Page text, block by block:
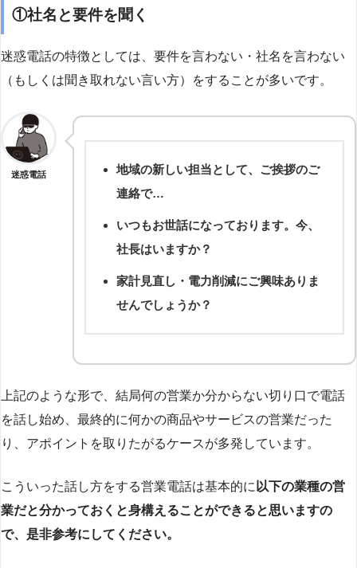
①社名と要件を聞く
迷惑電話の特徴としては、要件を言わない・社名を言わない
（もしくは聞き取れない言い方）をすることが多いです。
迷惑電話
地域の新しい担当として、ご挨拶のご
連絡で…
いつもお世話になっております。今、
社長はいますか？
家計見直し・電力削減にご興味ありま
せんでしょうか？
上記のような形で、結局何の営業か分からない切り口で電話
を話し始め、最終的に何かの商品やサービスの営業だった
り、アポイントを取りたがるケースが多発しています。
こういった話し方をする営業電話は基本的に 以下の業種の営
業だと分かっておくと身構えることができると思いますの
で、是非参考にしてください。